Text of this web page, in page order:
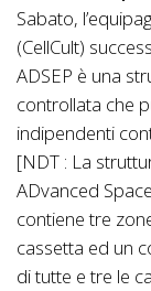
Sabato,
(CellCult)
ADSEP è una
controllata che
indipendenti
[NDT : La
ADvanced
contiene tre
cassetta ed un
di tutte e tre le